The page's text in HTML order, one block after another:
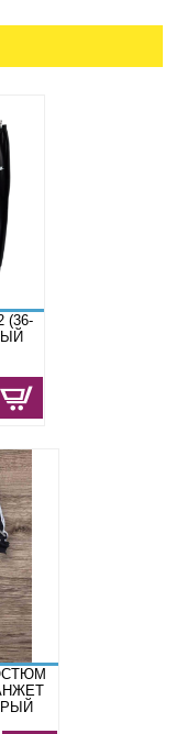
(36-